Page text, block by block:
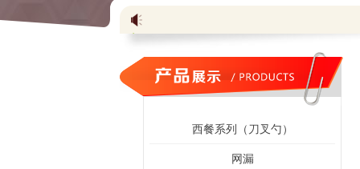
西餐系列（刀叉勺）
网漏